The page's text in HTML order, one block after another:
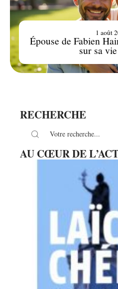
Épouse de Fabien
sur sa
1 août
RECHERCHE
AU CŒUR DE